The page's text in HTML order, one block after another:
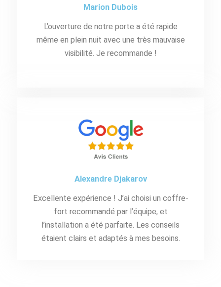
Marion Dubois
L’ouverture de notre porte a été rapide
même en plein nuit avec une très mauvaise
visibilité. Je recommande !
Alexandre Djakarov
Excellente expérience ! J’ai choisi un coffre-
fort recommandé par l’équipe, et
l’installation a été parfaite. Les conseils
étaient clairs et adaptés à mes besoins.